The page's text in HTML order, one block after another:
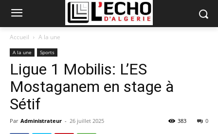
Accueil A la une
A la une Sports
Ligue 1 Mobilis: L’ES
Mostaganem en stage à
Sétif
Par Administrateur - 26 juillet 2025 0
383